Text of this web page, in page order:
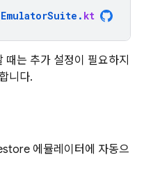
EmulatorSuite . kt
는 추가 설정이 필요하지
니다.
에뮬레이터에 자동으